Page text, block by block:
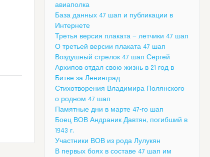
авиаполка
База данных 47 шап и публикации в
Интернете
Третья версия плаката — летчики 47 шап
О третьей версии плаката 47 шап
Воздушный стрелок 47 шап Сергей
Архипов отдал свою жизнь в 21 год в
Битве за Ленинград
Стихотворения Владимира Полянского
о родном 47 шап
Памятные дни в марте 47-го шап
Боец ВОВ Андраник Давтян, погибший в
1943 г.
Участники ВОВ из рода Лулукян
В первых боях в составе 47 шап им